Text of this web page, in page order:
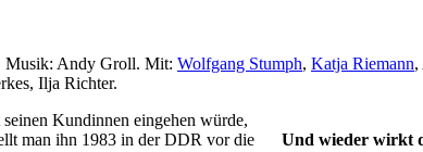
Musik: Andy Groll. Mit: Wolfgang Stumph, Katja Riemann,
Ilja Richter.
Und wieder wirkt
Kundinnen eingehen würde,
man ihn 1983 in der DDR vor die